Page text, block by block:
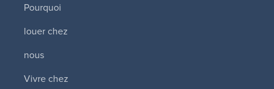
Pourquoi
louer chez
nous
Vivre chez